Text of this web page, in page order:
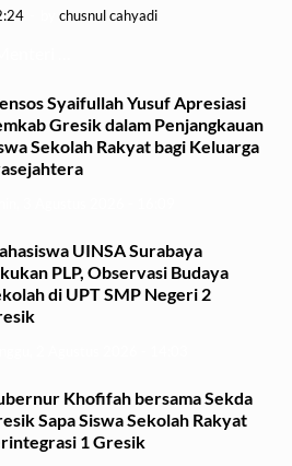
chusnul cahyadi
Syaifullah Yusuf Apresiasi
Gresik dalam Penjangkauan
Sekolah Rakyat bagi Keluarga
UINSA Surabaya
PLP, Observasi Budaya
di UPT SMP Negeri 2
Khofifah bersama Sekda
Sapa Siswa Sekolah Rakyat
1 Gresik